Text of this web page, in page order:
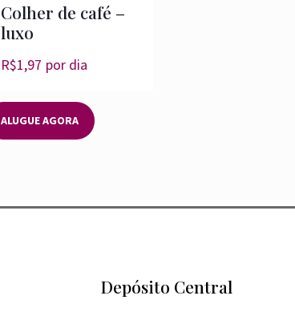
Colher de café –
luxo
R$1,97 por dia
ALUGUE AGORA
Depósito Central